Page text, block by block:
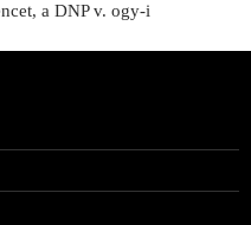
a DNP v. ogy-i